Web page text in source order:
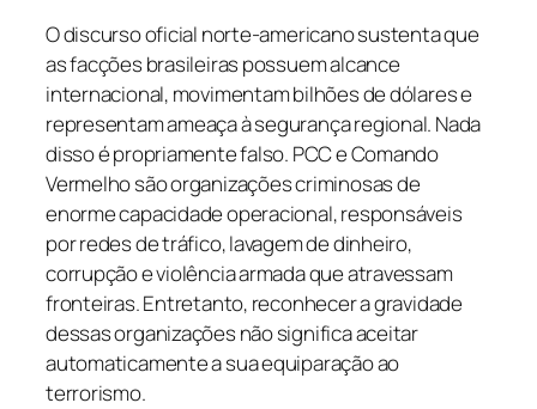
O discurso oficial norte-americano sustenta que
as facções brasileiras possuem alcance
internacional, movimentam bilhões de dólares e
representam ameaça à segurança regional. Nada
disso é propriamente falso. PCC e Comando
Vermelho são organizações criminosas de
enorme capacidade operacional, responsáveis
por redes de tráfico, lavagem de dinheiro,
corrupção e violência armada que atravessam
fronteiras. Entretanto, reconhecer a gravidade
dessas organizações não significa aceitar
automaticamente a sua equiparação ao
terrorismo.